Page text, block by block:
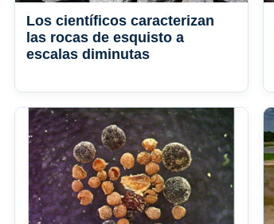
Los científicos caracterizan
las rocas de esquisto a
escalas diminutas